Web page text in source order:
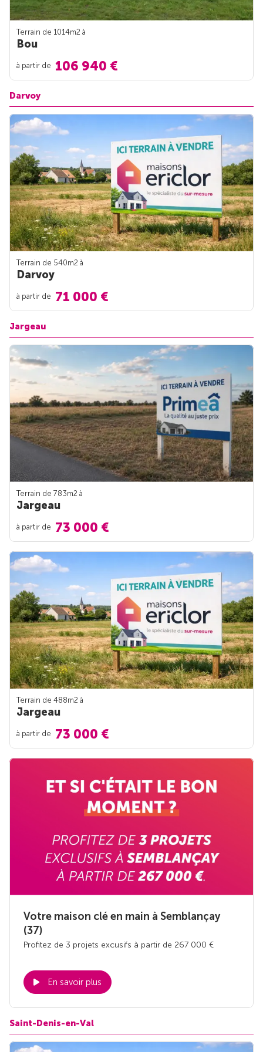
Terrain de 1014m2 à
Bou
à partir de 106 940 €
Darvoy
Terrain de 540m2 à
Darvoy
à partir de 71 000 €
Jargeau
Terrain de 783m2 à
Jargeau
à partir de 73 000 €
Terrain de 488m2 à
Jargeau
à partir de 73 000 €
Votre maison clé en main à Semblançay
(37)
Profitez de 3 projets excusifs à partir de 267 000 €
En savoir plus
Saint-Denis-en-Val